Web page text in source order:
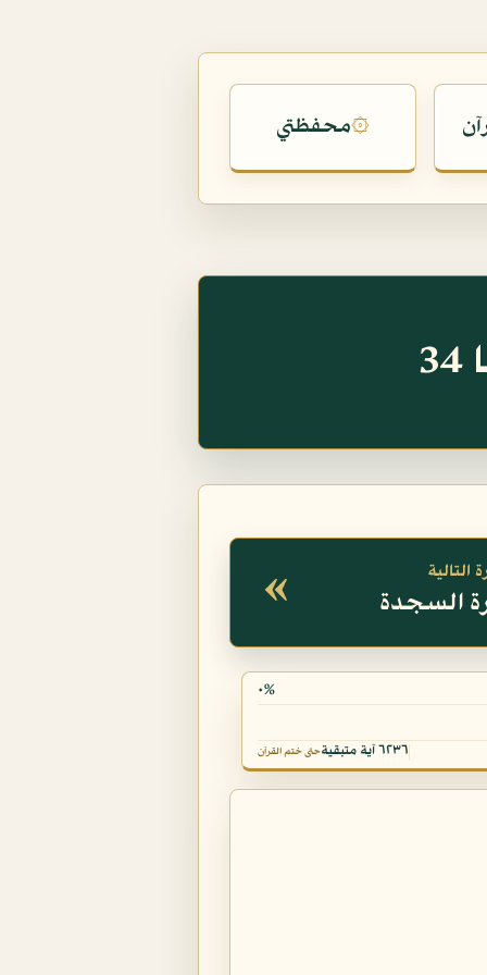
۞محفظتي
« التالية
٠%
٦٢٣٦ آية متبقية حتى ختم القرآن